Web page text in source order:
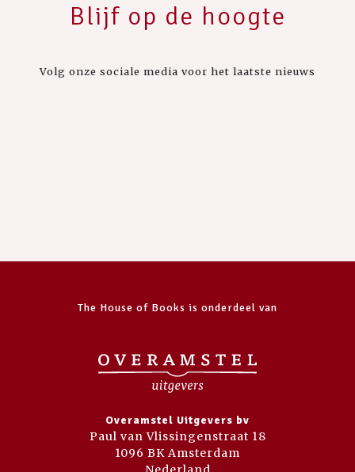
Blijf op de hoogte
Volg onze sociale media voor het laatste nieuws
The House of Books is onderdeel van
Overamstel Uitgevers bv
Paul van Vlissingenstraat 18
1096 BK Amsterdam